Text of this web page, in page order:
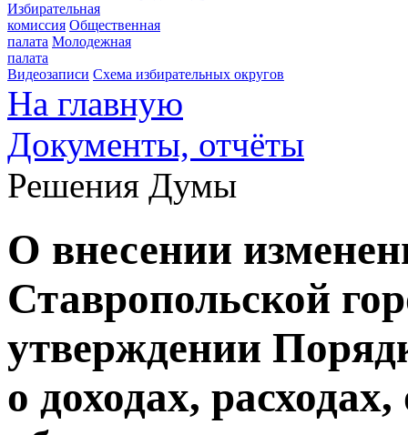
Избирательная
комиссия Общественная
палата Молодежная
палата
Видеозаписи Схема избирательных округов
На главную
Документы, отчёты
Решения Думы
О внесении
Ставропольской
утверждении
о доходах,